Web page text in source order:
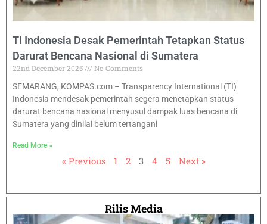
TI Indonesia Desak Pemerintah Tetapkan Status
Darurat Bencana Nasional di Sumatera
22nd December 2025
No Comments
SEMARANG, KOMPAS.com – Transparency International (TI)
Indonesia mendesak pemerintah segera menetapkan status
darurat bencana nasional menyusul dampak luas bencana di
Sumatera yang dinilai belum tertangani
Read More »
« Previous 1 2 3 4 5 Next »
Rilis Media